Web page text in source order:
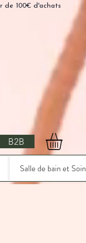
de 100€ d'achats
B2B
Salle de bain et Soin